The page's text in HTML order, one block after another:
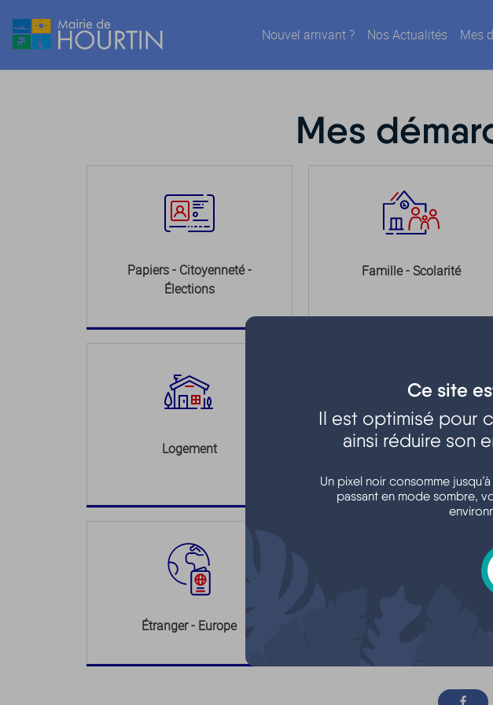
Nouvel arrivant ? Nos Actualités Mes
Mes
Papiers - Citoyenneté -
Élections
Famille - Scolarité
Logement Transports - Mobilité
Étranger - Europe
Ce site
Il est optimisé pour
ainsi réduire son
Un pixel noir consomme
passant en mode sombre,